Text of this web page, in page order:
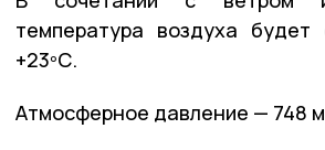
температура воздуха
+23ºС.
Атмосферное давление — 748